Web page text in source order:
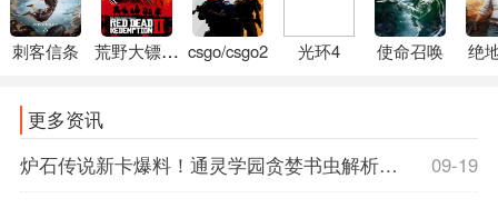
刺客信条 荒野大镖客2 csgo/csgo2 光环4 使命召唤 绝
更多资讯
09-19
炉石传说新卡爆料！通灵学园贪婪书虫解析，抽牌神卡还是陷阱？速看攻略！